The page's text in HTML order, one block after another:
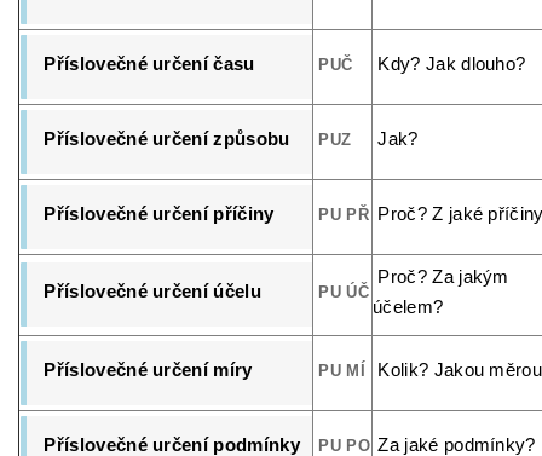
Příslovečné určení času PUČ Kdy? Jak dlouho?
Příslovečné určení způsobu PUZ Jak?
Příslovečné určení příčiny PU PŘ Proč? Z jaké
Příslovečné určení účelu PU ÚČ
Proč? Za jakým
účelem?
Příslovečné určení míry PU MÍ Kolik? Jakou
Příslovečné určení podmínky PU PO Za jaké podmínky?